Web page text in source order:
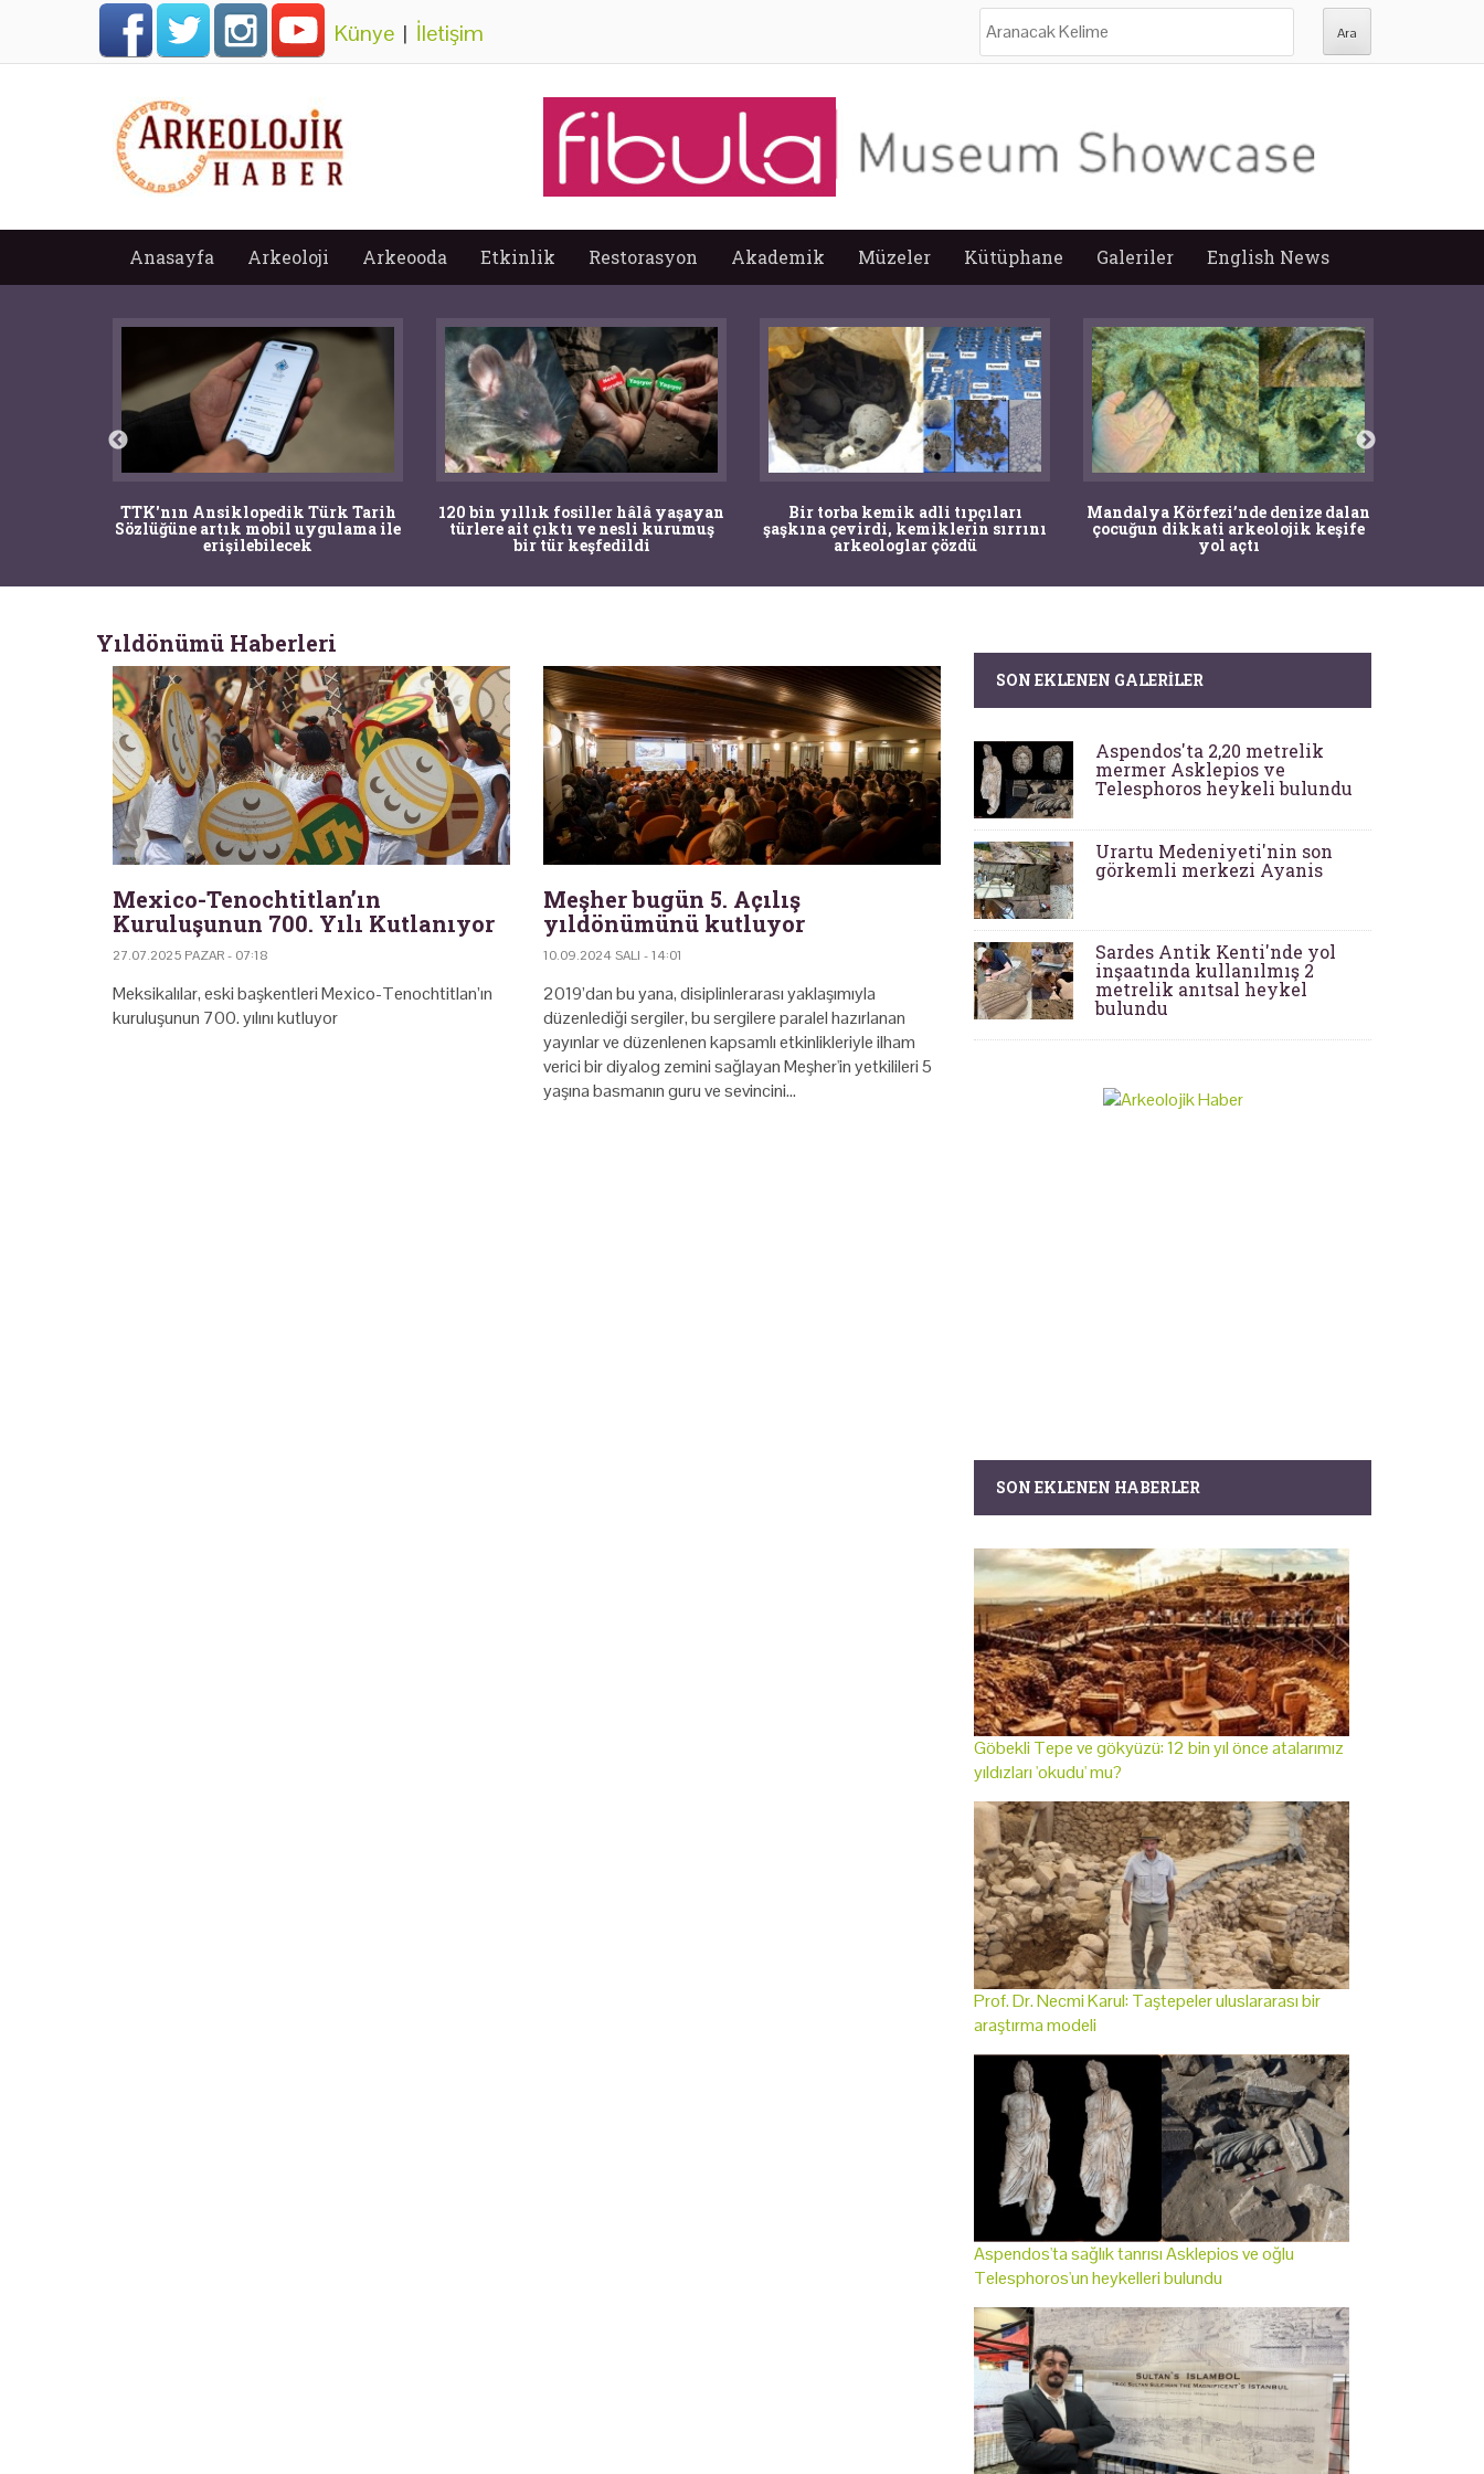
Künye | İletişim
Anasayfa Arkeoloji Arkeooda Etkinlik Restorasyon Akademik Müzeler Kütüphane Galeriler English News
TTK'nın Ansiklopedik Türk Tarih
Sözlüğüne artık mobil uygulama ile
erişilebilecek
120 bin yıllık fosiller hâlâ yaşayan
türlere ait çıktı ve nesli kurumuş
bir tür keşfedildi
Bir torba kemik adli tıpçıları
şaşkına çevirdi, kemiklerin sırrını
arkeologlar çözdü
Mandalya Körfezi’nde denize dalan
çocuğun dikkati arkeolojik keşife
yol açtı
Yıldönümü Haberleri
Mexico-Tenochtitlan’ın
Kuruluşunun 700. Yılı Kutlanıyor
27.07.2025 PAZAR - 07:18
Meksikalılar, eski başkentleri Mexico-Tenochtitlan’ın
kuruluşunun 700. yılını kutluyor
Meşher bugün 5. Açılış
yıldönümünü kutluyor
10.09.2024 SALI - 14:01
2019’dan bu yana, disiplinlerarası yaklaşımıyla
düzenlediği sergiler, bu sergilere paralel hazırlanan
yayınlar ve düzenlenen kapsamlı etkinlikleriyle ilham
verici bir diyalog zemini sağlayan Meşher'in yetkilileri 5
yaşına basmanın guru ve sevincini…
SON EKLENEN GALERILER
Aspendos'ta 2,20 metrelik
mermer Asklepios ve
Telesphoros heykeli bulundu
Urartu Medeniyeti'nin son
görkemli merkezi Ayanis
Sardes Antik Kenti'nde yol
inşaatında kullanılmış 2
metrelik anıtsal heykel
bulundu
SON EKLENEN HABERLER
Göbekli Tepe ve gökyüzü: 12 bin yıl önce atalarımız
yıldızları 'okudu' mu?
Prof. Dr. Necmi Karul: Taştepeler uluslararası bir
araştırma modeli
Aspendos'ta sağlık tanrısı Asklepios ve oğlu
Telesphoros'un heykelleri bulundu